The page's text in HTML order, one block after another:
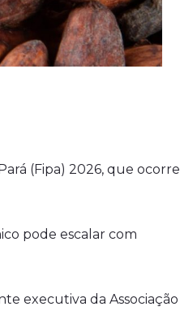
(Fipa) 2026, que ocorre
pode escalar com
executiva da Associação